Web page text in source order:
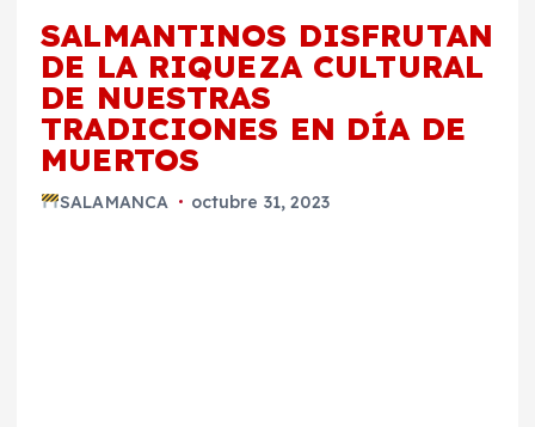
SALMANTINOS DISFRUTAN
DE LA RIQUEZA CULTURAL
DE NUESTRAS
TRADICIONES EN DÍA DE
MUERTOS
SALAMANCA octubre 31, 2023